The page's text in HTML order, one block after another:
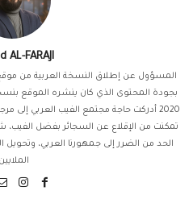
AL-FARAJI
بجودة المحتوى الذي كان ينشره الموقع
2020 أدركت حاجة مجتمع الفيب العربي إلى
تمكنت من الإقلاع عن السجائر بفضل
الحد من الضرر إلى جمهورنا العربي، وتحويل